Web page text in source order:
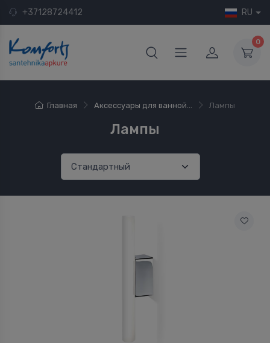
+37128724412 RU
0
Главная Аксессуары для ванной... Лампы
Лампы